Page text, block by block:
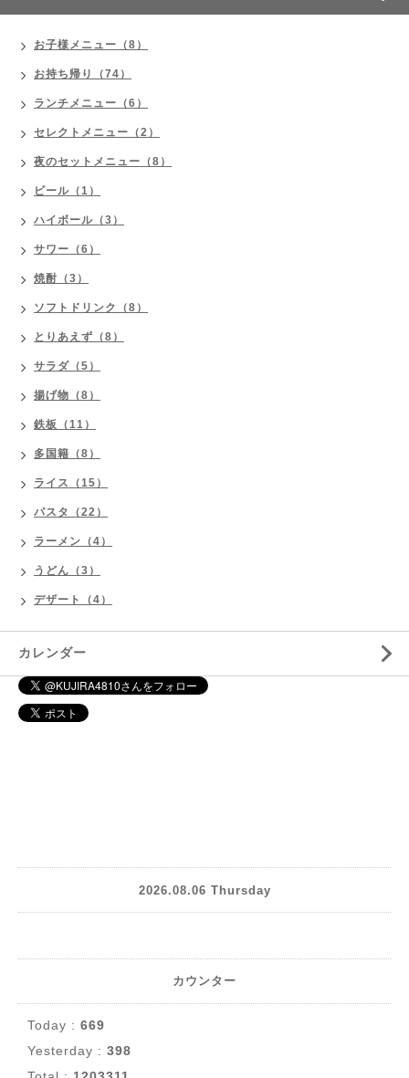
お子様メニュー（8）
お持ち帰り（74）
ランチメニュー（6）
セレクトメニュー（2）
夜のセットメニュー（8）
ビール（1）
ハイボール（3）
サワー（6）
焼酎（3）
ソフトドリンク（8）
とりあえず（8）
サラダ（5）
揚げ物（8）
鉄板（11）
多国籍（8）
ライス（15）
パスタ（22）
ラーメン（4）
うどん（3）
デザート（4）
カレンダー
2026.08.06 Thursday
カウンター
Today : 669
Yesterday : 398